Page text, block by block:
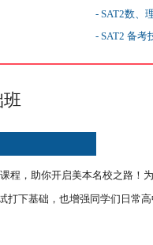
- SAT2数、
- ​​SAT2 备考
班
程，助你开启美本名校之路！
打下基础，也增强同学们日常